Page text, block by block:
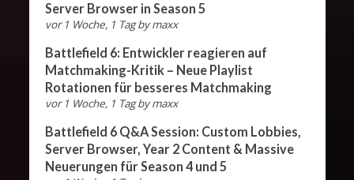
Server Browser in Season 5
vor 1 Woche, 1 Tag bymaxx
Battlefield 6: Entwickler reagieren auf
Matchmaking-Kritik – Neue Playlist
Rotationen für besseres Matchmaking
vor 1 Woche, 1 Tag bymaxx
Battlefield 6 Q&A Session: Custom Lobbies,
Server Browser, Year 2 Content & Massive
Neuerungen für Season 4 und 5